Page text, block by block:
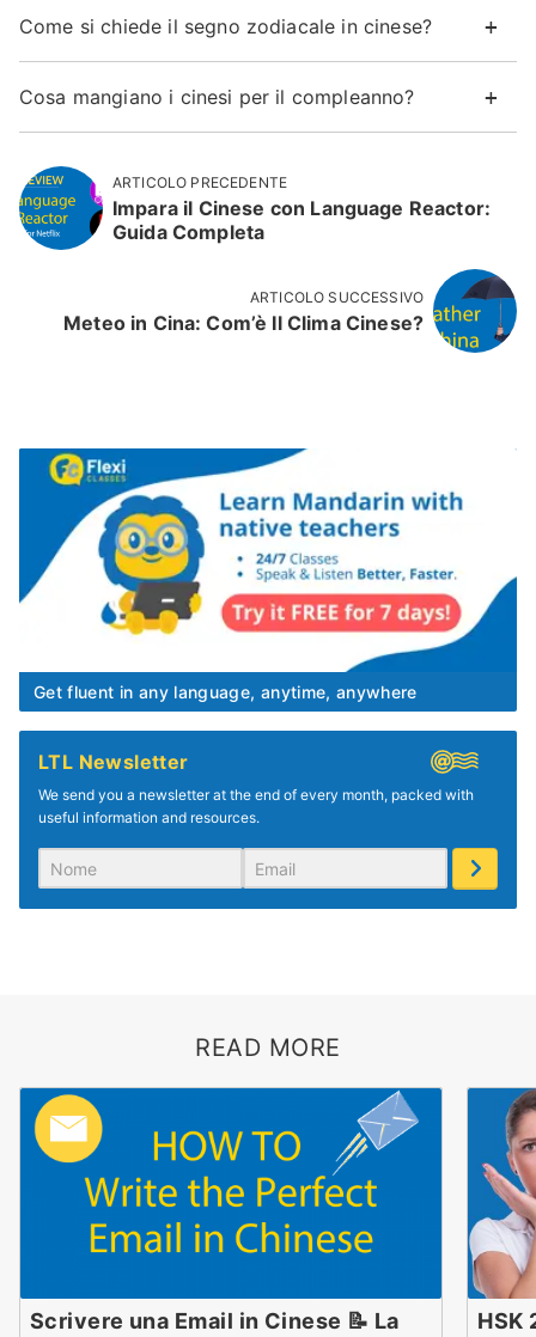
Get fluent in any language, anytime, anywhere
LTL Newsletter
We send you a newsletter at the end of every month, packed with
useful information and resources.
Come si chiede il segno zodiacale in cinese?
Cosa mangiano i cinesi per il compleanno?
ARTICOLO PRECEDENTE
Impara il Cinese con Language Reactor:
Guida Completa
ARTICOLO SUCCESSIVO
Meteo in Cina: Com’è Il Clima Cinese?
READ MORE
Scrivere una Email in Cinese 📝 La
HSK